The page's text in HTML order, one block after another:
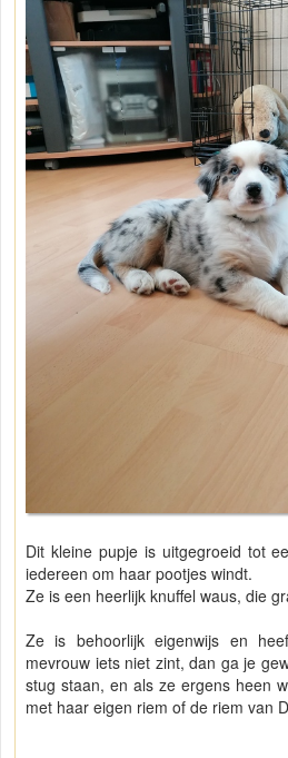
Dit kleine pupje is uitgegroeid tot
iedereen om haar pootjes windt.
Ze is een heerlijk knuffel waus, die
Ze is behoorlijk eigenwijs en
mevrouw iets niet zint, dan ga je
stug staan, en als ze ergens heen
met haar eigen riem of de riem van